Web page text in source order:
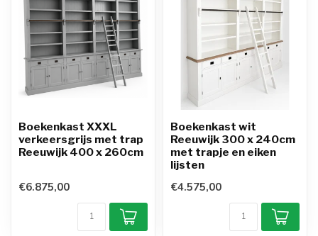
Boekenkast XXXL
verkeersgrijs met trap
Reeuwijk 400 x 260cm
€6.875,00
Boekenkast wit
Reeuwijk 300 x 240cm
met trapje en eiken
lijsten
€4.575,00